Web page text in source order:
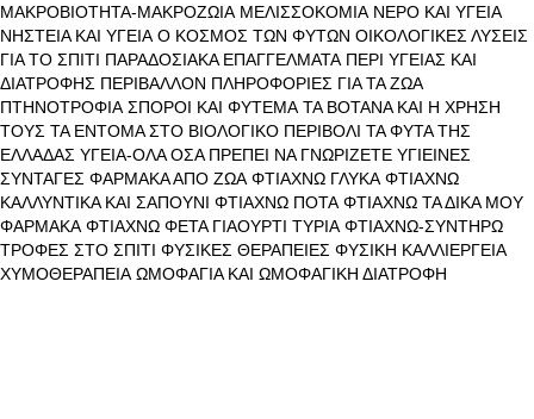
ΜΑΚΡΟΒΙΟΤΗΤΑ-ΜΑΚΡΟΖΩΙΑ ΜΕΛΙΣΣΟΚΟΜΙΑ ΝΕΡΟ ΚΑΙ ΥΓΕΙΑ
ΝΗΣΤΕΙΑ ΚΑΙ ΥΓΕΙΑ Ο ΚΟΣΜΟΣ ΤΩΝ ΦΥΤΩΝ ΟΙΚΟΛΟΓΙΚΕΣ ΛΥΣΕΙΣ
ΓΙΑ ΤΟ ΣΠΙΤΙ ΠΑΡΑΔΟΣΙΑΚΑ ΕΠΑΓΓΕΛΜΑΤΑ ΠΕΡΙ ΥΓΕΙΑΣ ΚΑΙ
ΔΙΑΤΡΟΦΗΣ ΠΕΡΙΒΑΛΛΟΝ ΠΛΗΡΟΦΟΡΙΕΣ ΓΙΑ ΤΑ ΖΩΑ
ΠΤΗΝΟΤΡΟΦΙΑ ΣΠΟΡΟΙ ΚΑΙ ΦΥΤΕΜΑ ΤΑ ΒΟΤΑΝΑ ΚΑΙ Η ΧΡΗΣΗ
ΤΟΥΣ ΤΑ ΕΝΤΟΜΑ ΣΤΟ ΒΙΟΛΟΓΙΚΟ ΠΕΡΙΒΟΛΙ ΤΑ ΦΥΤΑ ΤΗΣ
ΕΛΛΑΔΑΣ ΥΓΕΙΑ-ΟΛΑ ΟΣΑ ΠΡΕΠΕΙ ΝΑ ΓΝΩΡΙΖΕΤΕ ΥΓΙΕΙΝΕΣ
ΣΥΝΤΑΓΕΣ ΦΑΡΜΑΚΑ ΑΠΟ ΖΩΑ ΦΤΙΑΧΝΩ ΓΛΥΚΑ ΦΤΙΑΧΝΩ
ΚΑΛΛΥΝΤΙΚΑ ΚΑΙ ΣΑΠΟΥΝΙ ΦΤΙΑΧΝΩ ΠΟΤΑ ΦΤΙΑΧΝΩ ΤΑ ΔΙΚΑ ΜΟΥ
ΦΑΡΜΑΚΑ ΦΤΙΑΧΝΩ ΦΕΤΑ ΓΙΑΟΥΡΤΙ ΤΥΡΙΑ ΦΤΙΑΧΝΩ-ΣΥΝΤΗΡΩ
ΤΡΟΦΕΣ ΣΤΟ ΣΠΙΤΙ ΦΥΣΙΚΕΣ ΘΕΡΑΠΕΙΕΣ ΦΥΣΙΚΗ ΚΑΛΛΙΕΡΓΕΙΑ
ΧΥΜΟΘΕΡΑΠΕΙΑ ΩΜΟΦΑΓΙΑ ΚΑΙ ΩΜΟΦΑΓΙΚΗ ΔΙΑΤΡΟΦΗ